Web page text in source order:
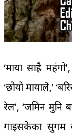
‘माया साह्रै
‘छोयो मायाले,’
रेल’, ‘जमिन मुनि
गाइसकेका सुगम